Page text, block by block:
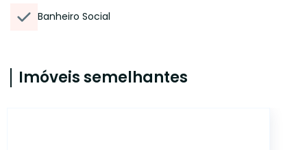
Banheiro Social
Imóveis semelhantes